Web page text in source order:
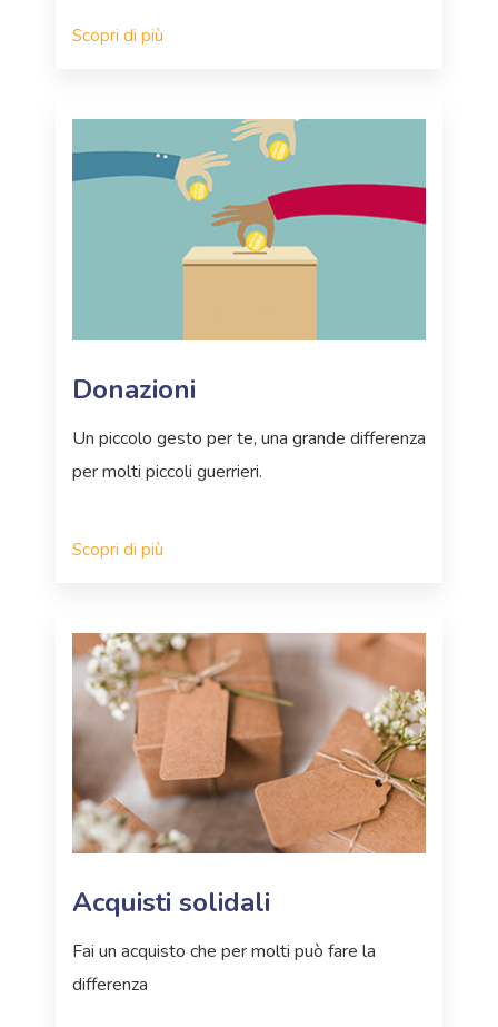
Scopri di più
Donazioni
Un piccolo gesto per te, una grande differenza
per molti piccoli guerrieri.
Scopri di più
Acquisti solidali
Fai un acquisto che per molti può fare la
differenza